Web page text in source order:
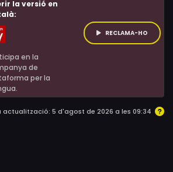
la versió en
en la
de
per la
RECLAMA-HO
actualització: 5 d'agost de 2026 a les 09:34